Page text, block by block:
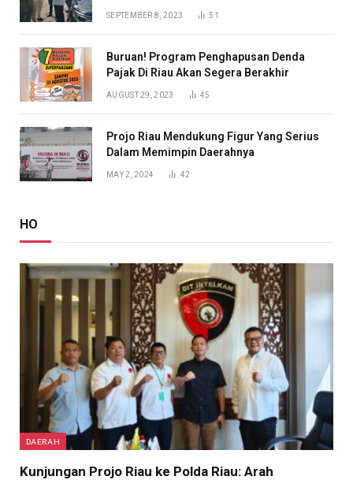
SEPTEMBER 8, 2023 51
Buruan! Program Penghapusan Denda
Pajak Di Riau Akan Segera Berakhir
AUGUST 29, 2023 45
Projo Riau Mendukung Figur Yang Serius
Dalam Memimpin Daerahnya
MAY 2, 2024 42
HO
DAERAH
Kunjungan Projo Riau ke Polda Riau: Arah